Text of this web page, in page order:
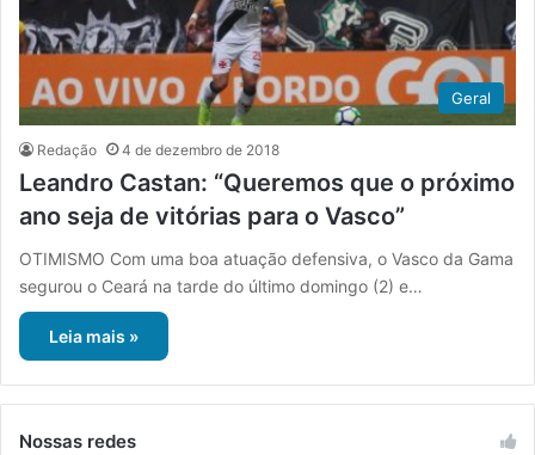
Geral
Redação 4 de dezembro de 2018
Leandro Castan: “Queremos que o próximo
ano seja de vitórias para o Vasco”
OTIMISMO Com uma boa atuação defensiva, o Vasco da Gama
segurou o Ceará na tarde do último domingo (2) e…
Leia mais »
Nossas redes